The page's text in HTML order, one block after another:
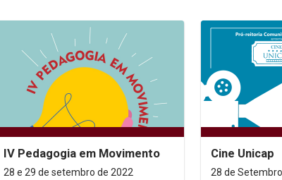
IV Pedagogia em Movimento
28 e 29 de setembro de 2022
Cine Unicap
28 de